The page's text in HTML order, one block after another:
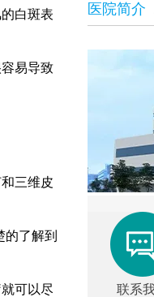
白斑表
易导致
三维皮
了解到
可以尽
医院简介
联系